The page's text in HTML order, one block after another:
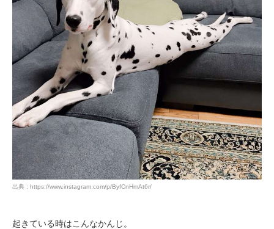
出典 : https://www.instagram.com/p/ByfCnHmAt6r/
起きている時はこんなかんじ。
pecodogs
いぬ部をフォロー
pecocats
ねこ部をフォロー
アプリをダウンロードする